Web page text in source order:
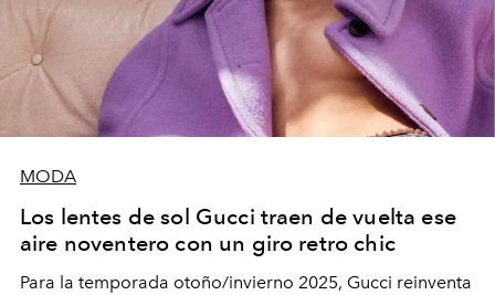
MODA
Los lentes de sol Gucci traen de vuelta ese
aire noventero con un giro retro chic
Para la temporada otoño/invierno 2025, Gucci reinventa